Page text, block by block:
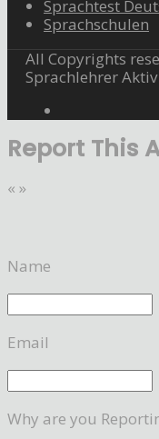
Sprachtest
Sprachschulen
All Copyrights
Sprachlehrer Aktiv
Report This
« »
Name
Email
Why are you